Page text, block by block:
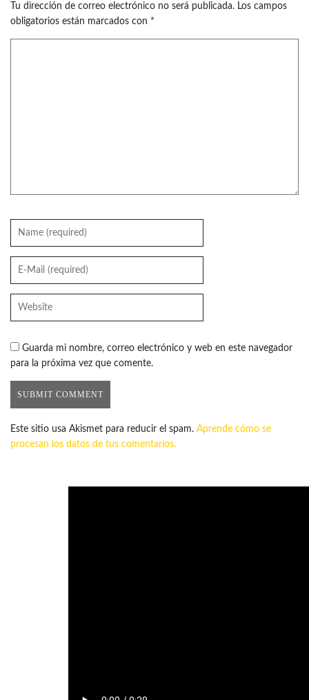
Tu dirección de correo electrónico no será publicada. Los campos
obligatorios están marcados con *
Guarda mi nombre, correo electrónico y web en este navegador
para la próxima vez que comente.
Este sitio usa Akismet para reducir el spam. Aprende cómo se
procesan los datos de tus comentarios.